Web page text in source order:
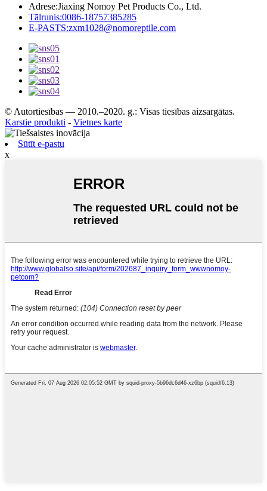
Adrese:Jiaxing Nomoy Pet Products Co., Ltd.
Tālrunis:0086-18757385285
E-PASTS:zxm1028@nomoreptile.com
© Autortiesības — 2010.–2020. g.: Visas tiesības aizsargātas.
Karstie produkti - Vietnes karte
Sūtīt e-pastu
x